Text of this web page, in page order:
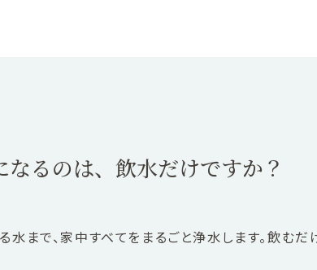
なるのは、飲水だけですか？
水まで、家中すべてをまるごと浄水します。飲むだ